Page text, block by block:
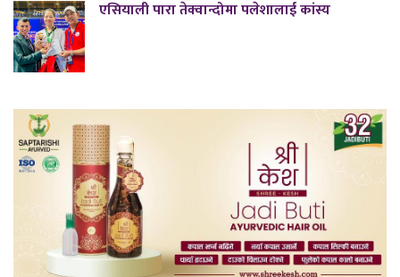
एसियाली पारा तेक्वान्दोमा पलेशालाई कांस्य